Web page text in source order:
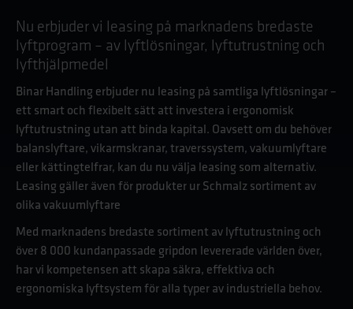
Nu erbjuder vi leasing på marknadens bredaste
lyftprogram – av lyftlösningar, lyftutrustning och
lyfthjälpmedel
Binar Handling erbjuder nu leasing på samtliga lyftlösningar –
ett smart och flexibelt sätt att investera i ergonomisk
lyftutrustning utan att binda kapital. Oavsett om du behöver
balanslyftare, vikarmskranar, traverssystem, vakuumlyftare
eller kättingtelfrar, kan du nu välja leasing som alternativ.
Leasing gäller även för produkter ur Schmalz sortiment av
olika vakuumlyftare
Med marknadens bredaste sortiment av lyftutrustning och
över 8 000 kundanpassade gripdon levererade världen över,
har vi kompetensen att skapa säkra, effektiva och
ergonomiska lyftsystem för alla typer av industriella behov.